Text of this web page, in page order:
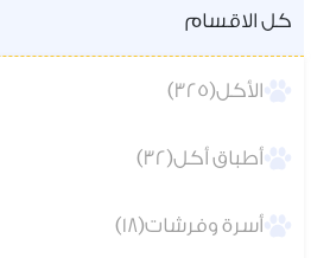
كل الاقسام
الأكل(325)
أطباق أكل(32)
أسرة وفرشات(18)